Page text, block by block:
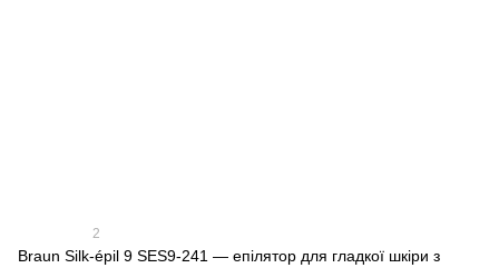
2
Braun Silk-épil 9 SES9-241 — епілятор для гладкої шкіри з